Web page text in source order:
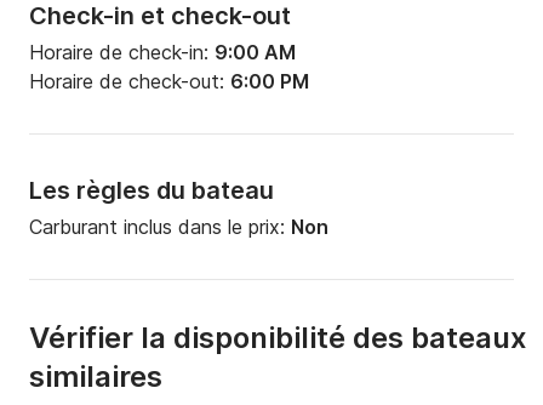
Check-in et check-out
Horaire de check-in: 9:00 AM
Horaire de check-out: 6:00 PM
Les règles du bateau
Carburant inclus dans le prix: Non
Vérifier la disponibilité des bateaux
similaires